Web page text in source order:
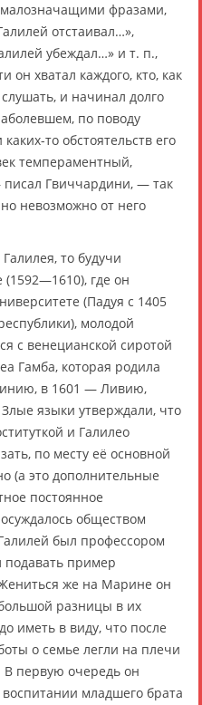
фразами,
отстаивал…»,
убеждал…» и т. п.,
он хватал каждого, кто, как
и начинал долго
по поводу
то обстоятельств его
темпераментный,
Гвиччардини, — так
невозможно от него
то будучи
(1592—1610), где он
(Падуя с 1405
молодой
с венецианской сиротой
Гамба, которая родила
в 1601 — Ливию,
языки утверждали, что
и Галилео
по месту её основной
(а это дополнительные
постоянное
обществом
был профессором
подавать пример
же на Марине он
разницы в их
иметь в виду, что после
о семье легли на плечи
В первую очередь он
младшего брата